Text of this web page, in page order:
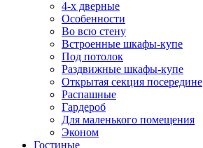
4-х дверные
Особенности
Во всю стену
Встроенные шкафы-купе
Под потолок
Раздвижные шкафы-купе
Открытая секция посередине
Распашные
Гардероб
Для маленького помещения
Эконом
Гостиные